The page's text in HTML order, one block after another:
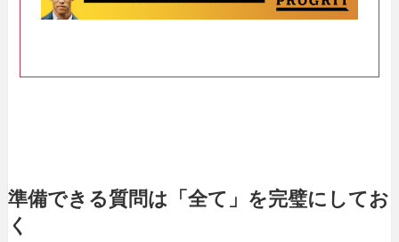
準備できる質問は「全て」を完璧にしてお
く